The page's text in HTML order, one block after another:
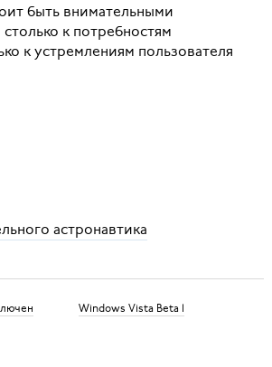
быть внимательными
к потребностям
к устремлениям пользователя
астронавтика
Windows Vista Beta 1